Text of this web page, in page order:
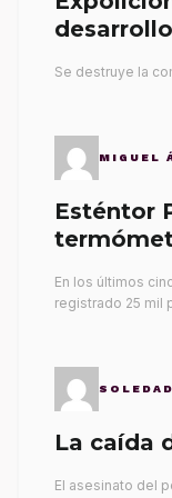
desarrollo
Se destruye la
MIGUEL
Esténtor
En los últimos
registrado 25 mil
La caída
El asesinato del